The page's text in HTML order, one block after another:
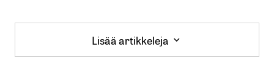
Lisää artikkeleja
Lisää artikkeleja